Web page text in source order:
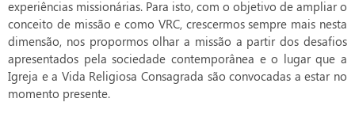
experiências missionárias. Para isto, com o objetivo de ampliar o
conceito de missão e como VRC, crescermos sempre mais nesta
dimensão, nos propormos olhar a missão a partir dos desafios
apresentados pela sociedade contemporânea e o lugar que a
Igreja e a Vida Religiosa Consagrada são convocadas a estar no
momento presente.